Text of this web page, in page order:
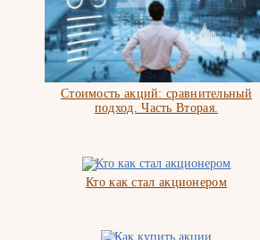
Стоимость акций: сравнительный
подход. Часть Вторая.
Кто как стал акционером